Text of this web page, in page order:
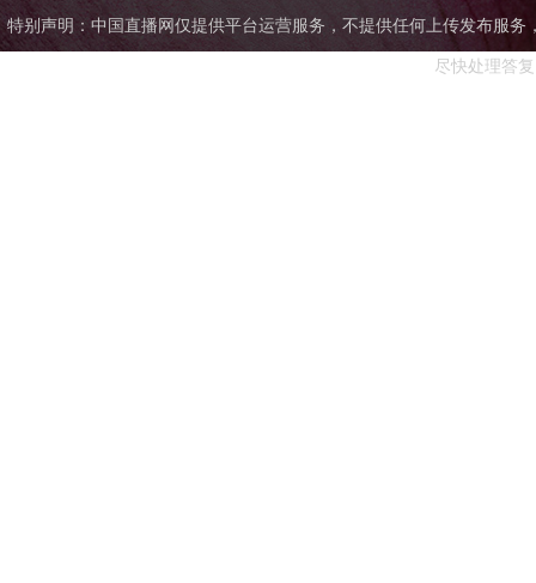
特别声明：中国直播网仅提供平台运营服务，不提供任何上传发布服务
尽快处理答